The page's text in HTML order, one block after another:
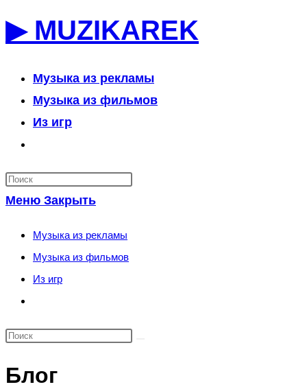
к▶ MUZIKAREK
Музыка из рекламы
Музыка из фильмов
Из игр
по
веб-
сайту
Меню Закрыть
Музыка из рекламы
Музыка из фильмов
Из игр
по
сайту
Блог